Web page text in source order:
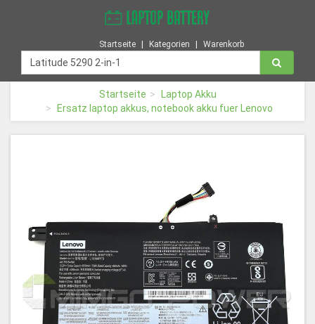
Startseite Kategorien Warenkorb
Startseite
Laptop Akku
Ersatz laptop akkus, notebook akku fuer Lenovo